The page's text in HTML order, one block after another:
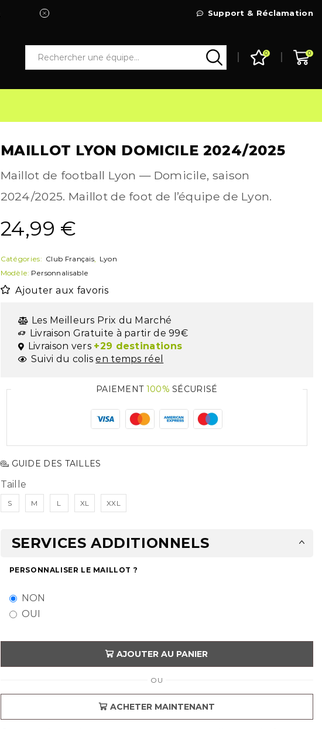
Livraison Gratuite à partir de 99€ Go Shop
Support & Réclamation
0 0
MAILLOT LYON DOMICILE 2024/2025
Maillot de football Lyon — Domicile, saison
2024/2025. Maillot de foot de l’équipe de Lyon.
24,99 €
Catégories: Club Français, Lyon
Modèle: Personnalisable
Ajouter aux favoris
Les Meilleurs Prix du Marché
Livraison Gratuite à partir de 99€
Livraison vers +29 destinations
Suivi du colisen temps réel
PAIEMENT 100% SÉCURISÉ
GUIDE DES TAILLES
Taille
S M L XL XXL
SERVICES ADDITIONNELS
PERSONNALISER LE MAILLOT ?
NON
OUI
AJOUTER AU PANIER
OU
ACHETER MAINTENANT